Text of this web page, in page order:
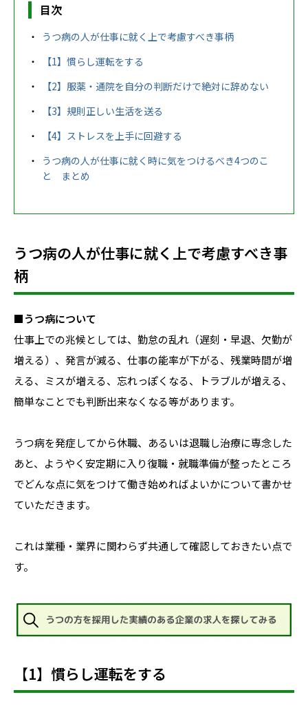
目次
うつ病の人が仕事に就く上で考慮すべき事柄
【1】慣らし運転をする
【2】服薬・通院を自分の判断だけで絶対に辞めない
【3】規則正しい生活を送る
【4】ストレスを上手に回避する
うつ病の人が仕事に就く時に気をつけるべき4つのこ
と まとめ
うつ病の人が仕事に就く上で考慮すべき事
柄
■うつ病について
仕事上での兆候としては、勤怠の乱れ（遅刻・早退、欠勤が
増える）、発言が減る、仕事の能率が下がる、残業時間が増
える、ミスが増える、忘れっぽくなる、トラブルが増える、
簡単なことでも判断出来なくなる等があります。
うつ病を発症してから休職、あるいは退職し治療に専念した
あと、ようやく安定期に入り復職・就職準備が整ったところ
でどんな点に気をつけて働き始めればよいかについて書かせ
ていただきます。
これは業種・業界に関わらず共通して確認しておきたい点で
す。
【1】慣らし運転をする